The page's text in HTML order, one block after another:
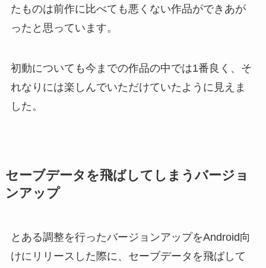
たものは前作に比べても悪くない作品ができあが
ったと思っています。
初動についても今までの作品の中では1番良く、そ
れなりには楽しんでいただけていたように見えま
した。
セーブデータを飛ばしてしまうバージョ
ンアップ
とある調整を行ったバージョンアップをAndroid向
けにリリースした際に、セーブデータを飛ばして